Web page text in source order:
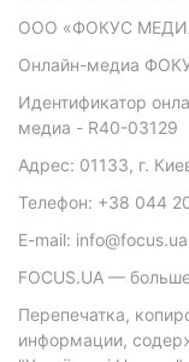
ООО «ФОКУС
Онлайн-медиа
Идентификатор
медиа - R40-03129
Адрес: 01133, г.
Телефон: +38 044
E-mail: info@focus.ua
FOCUS.UA —
Перепечатка,
информации,